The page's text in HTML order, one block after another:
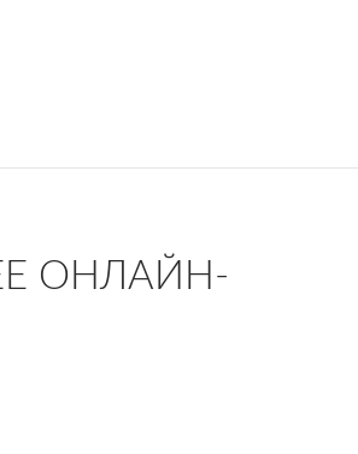
программированию
ОНЛАЙН-
онлайн-казино